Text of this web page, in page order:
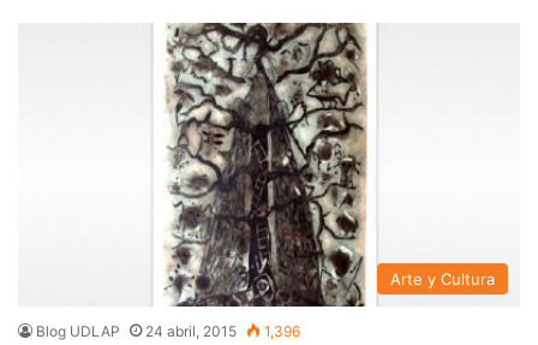
Arte y Cultura
Blog UDLAP 24 abril, 2015 1,396